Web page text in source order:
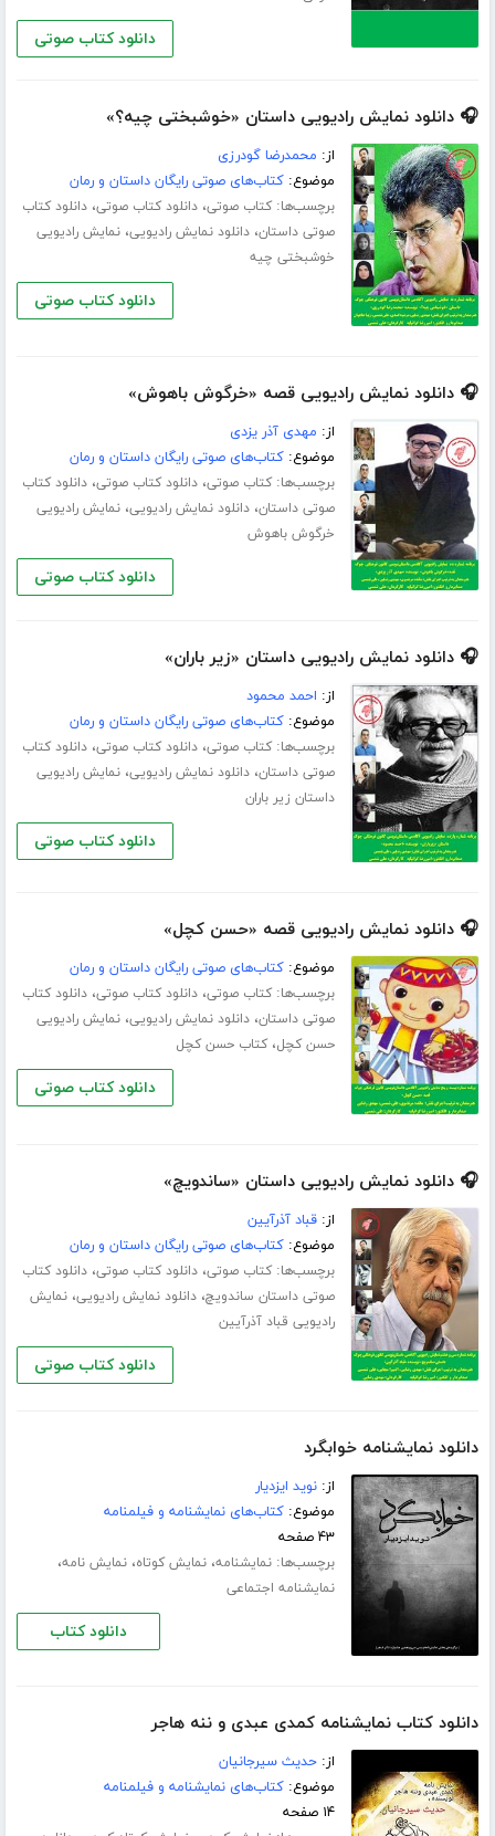
دانلود کتاب صوتی
🎧 دانلود نمایش رادیویی داستان «خوشبختی چیه؟»
از: محمدرضا گودرزی
موضوع:کتاب‌های صوتی رایگان داستان و رمان
برچسب‌ها:کتاب صوتی،دانلود کتاب صوتی،دانلود کتاب
صوتی داستان،دانلود نمایش رادیویی،نمایش رادیویی
خوشبختی چیه
دانلود کتاب صوتی
🎧 دانلود نمایش رادیویی قصه «خرگوش باهوش»
از: مهدی آذر یزدی
موضوع:کتاب‌های صوتی رایگان داستان و رمان
برچسب‌ها:کتاب صوتی،دانلود کتاب صوتی،دانلود کتاب
صوتی داستان،دانلود نمایش رادیویی،نمایش رادیویی
خرگوش باهوش
دانلود کتاب صوتی
🎧 دانلود نمایش رادیویی داستان «زیر باران»
از: احمد محمود
موضوع:کتاب‌های صوتی رایگان داستان و رمان
برچسب‌ها:کتاب صوتی،دانلود کتاب صوتی،دانلود کتاب
صوتی داستان،دانلود نمایش رادیویی،نمایش رادیویی
داستان زیر باران
دانلود کتاب صوتی
🎧 دانلود نمایش رادیویی قصه «حسن کچل»
موضوع:کتاب‌های صوتی رایگان داستان و رمان
برچسب‌ها:کتاب صوتی،دانلود کتاب صوتی،دانلود کتاب
صوتی داستان،دانلود نمایش رادیویی،نمایش رادیویی
حسن کچل،کتاب حسن کچل
دانلود کتاب صوتی
🎧 دانلود نمایش رادیویی داستان «ساندویچ»
از:قباد آذرآیین
موضوع:کتاب‌های صوتی رایگان داستان و رمان
برچسب‌ها:کتاب صوتی،دانلود کتاب صوتی،دانلود کتاب
صوتی داستان ساندویچ،دانلود نمایش رادیویی،نمایش
رادیویی قباد آذرآیین
دانلود کتاب صوتی
دانلود نمایشنامه خوابگرد
از:نوید ایزدیار
موضوع:کتاب‌های نمایشنامه و فیلمنامه
۴۳ صفحه
برچسب‌ها:نمایشنامه،نمایش کوتاه،نمایش نامه،
نمایشنامه اجتماعی
دانلود کتاب
دانلود کتاب نمایشنامه کمدی عبدی و ننه هاجر
از:حدیث سیرجانیان
موضوع:کتاب‌های نمایشنامه و فیلمنامه
۱۴ صفحه